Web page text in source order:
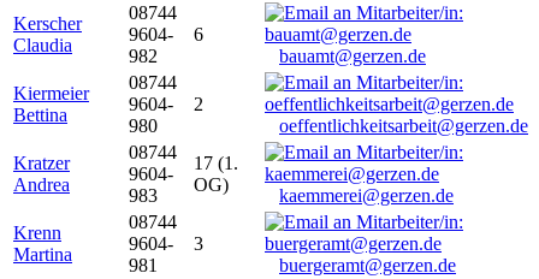
Kerscher
Claudia
08744
9604-
982
6
bauamt@gerzen.de
Kiermeier
Bettina
08744
9604-
980
2
oeffentlichkeitsarbeit@gerzen.de
Kratzer
Andrea
08744
9604-
983
17 (1.
OG)
kaemmerei@gerzen.de
Krenn
Martina
08744
9604-
981
3
buergeramt@gerzen.de